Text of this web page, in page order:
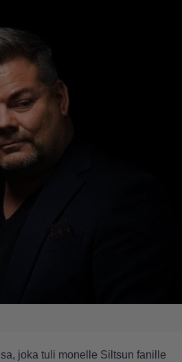
joka tuli monelle Siltsun fanille